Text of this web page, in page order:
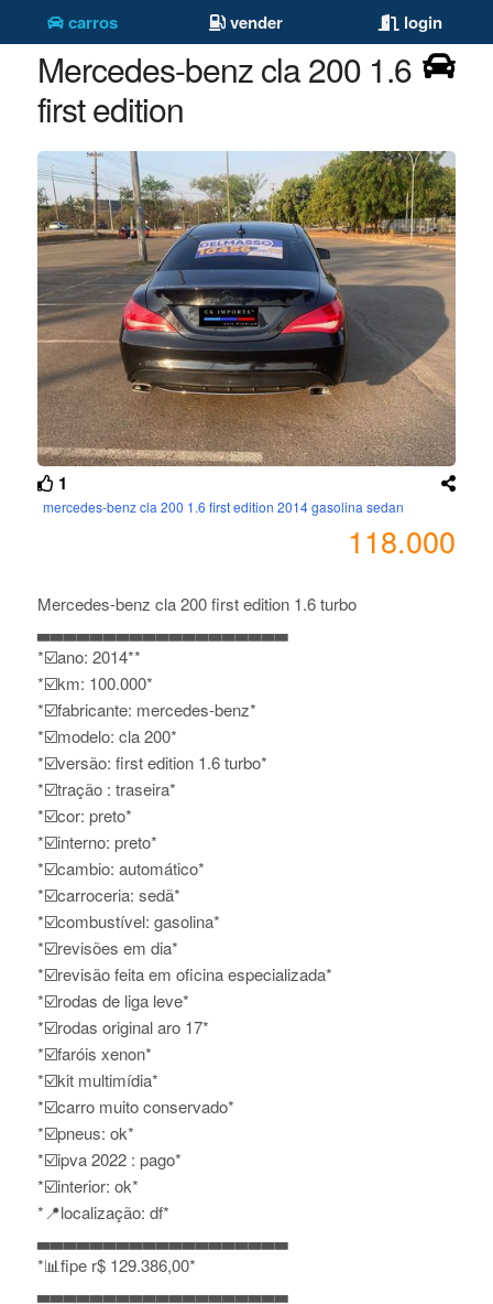
carros vender login
Mercedes-benz cla 200 1.6
first edition
1
mercedes-benz cla 200 1.6 first edition 2014 gasolina sedan
118.000
Mercedes-benz cla 200 first edition 1.6 turbo
▃▃▃▃▃▃▃▃▃▃▃▃▃▃▃▃▃▃▃
*☑️ano: 2014**
*☑️km: 100.000*
*☑️fabricante: mercedes-benz*
*☑️modelo: cla 200*
*☑️versão: first edition 1.6 turbo*
*☑️tração : traseira*
*☑️cor: preto*
*☑️interno: preto*
*☑️cambio: automático*
*☑️carroceria: sedã*
*☑️combustível: gasolina*
*☑️revisões em dia*
*☑️revisão feita em oficina especializada*
*☑️rodas de liga leve*
*☑️rodas original aro 17*
*☑️faróis xenon*
*☑️kit multimídia*
*☑️carro muito conservado*
*☑️pneus: ok*
*☑️ipva 2022 : pago*
*☑️interior: ok*
*📍localização: df*
▃▃▃▃▃▃▃▃▃▃▃▃▃▃▃▃▃▃▃
*📊fipe r$ 129.386,00*
▃▃▃▃▃▃▃▃▃▃▃▃▃▃▃▃▃▃▃